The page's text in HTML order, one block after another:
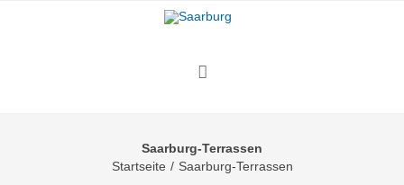
Saarburg-Terrassen
Startseite / Saarburg-Terrassen